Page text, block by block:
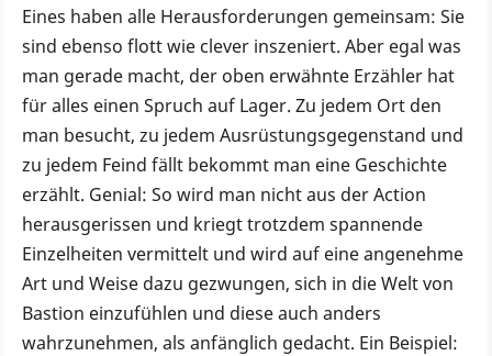
Eines haben alle Herausforderungen gemeinsam: Sie
sind ebenso flott wie clever inszeniert. Aber egal was
man gerade macht, der oben erwähnte Erzähler hat
für alles einen Spruch auf Lager. Zu jedem Ort den
man besucht, zu jedem Ausrüstungsgegenstand und
zu jedem Feind fällt bekommt man eine Geschichte
erzählt. Genial: So wird man nicht aus der Action
herausgerissen und kriegt trotzdem spannende
Einzelheiten vermittelt und wird auf eine angenehme
Art und Weise dazu gezwungen, sich in die Welt von
Bastion einzufühlen und diese auch anders
wahrzunehmen, als anfänglich gedacht. Ein Beispiel: